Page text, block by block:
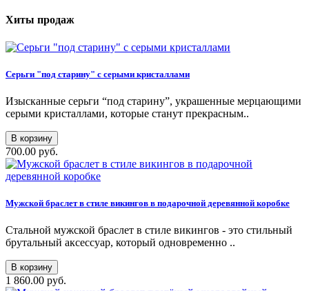
Хиты продаж
Серьги "под старину" с серыми кристаллами
Изысканные серьги “под старину”, украшенные мерцающими
серыми кристаллами, которые станут прекрасным..
В корзину
700.00 руб.
Мужской браслет в стиле викингов в подарочной деревянной коробке
Стальной мужской браслет в стиле викингов - это стильный
брутальный аксессуар, который одновременно ..
В корзину
1 860.00 руб.